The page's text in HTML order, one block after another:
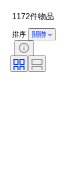
標題
酒精含量表
1172件物品
排序 關聯